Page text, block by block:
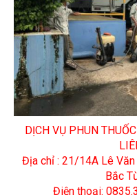
DỊCH VỤ PHUN
Địa chỉ : 21/14A Lê
Bắc
Điện thoại:
Các dịch vụ phun